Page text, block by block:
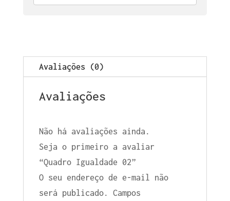
Avaliações (0)
Avaliações
Não há avaliações ainda.
Seja o primeiro a avaliar
“Quadro Igualdade 02”
O seu endereço de e-mail não
será publicado.
Campos